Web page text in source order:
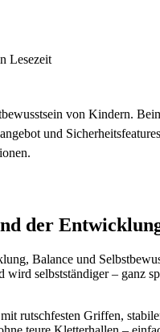
Lesezeit
von Kindern.
und
der
Balance und
selbstständiger – ganz
rutschfesten Griffen,